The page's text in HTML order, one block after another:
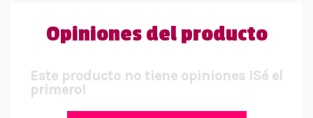
Opiniones del producto
Este producto no tiene opiniones ¡Sé el
primero!